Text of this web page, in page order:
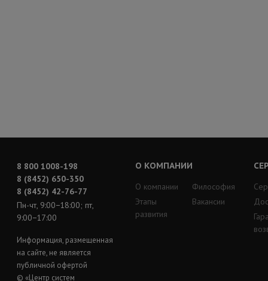
8 800 1008-198
8 (8452) 650-350
8 (8452) 42-76-77
Пн-чт, 9:00−18:00; пт,
9:00−17:00
Информация, размещенная
на сайте, не является
публичной офертой
© «Центр систем
О КОМПАНИИ
О компании
Этапы
развития
Философия
Вакансии